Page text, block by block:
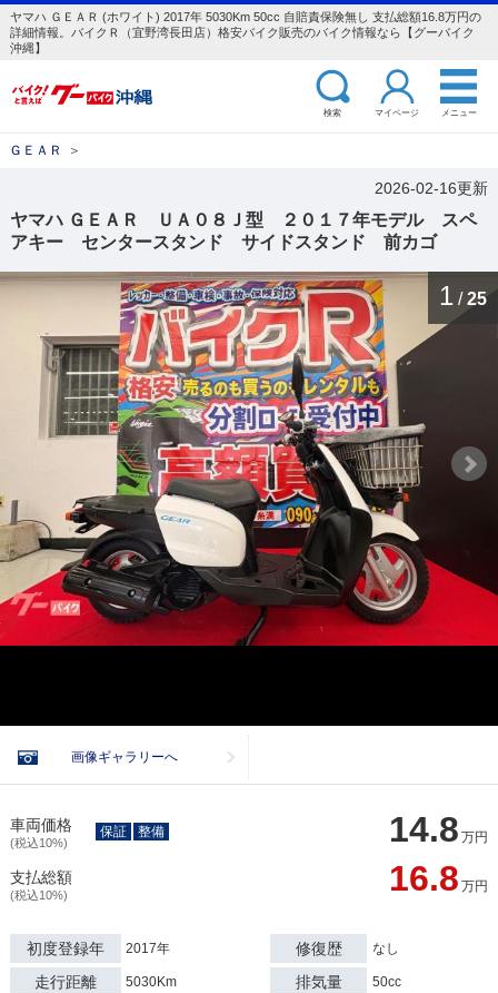
ヤマハ ＧＥＡＲ (ホワイト) 2017年 5030Km 50cc 自賠責保険無し 支払総額16.8万円の
詳細情報。バイクＲ（宜野湾長田店）格安バイク販売のバイク情報なら【グーバイク
沖縄】
検索 マイページ メニュー
ＧＥＡＲ ＞
2026-02-16更新
ヤマハ ＧＥＡＲ ＵＡ０８Ｊ型 ２０１７年モデル スペ
アキー センタースタンド サイドスタンド 前カゴ
1 / 25
画像ギャラリーへ
車両価格
(税込10%) 14.8 万円
保証 整備
支払総額
(税込10%) 16.8 万円
初度登録年 2017年 修復歴 なし
走行距離 5030Km 排気量 50cc